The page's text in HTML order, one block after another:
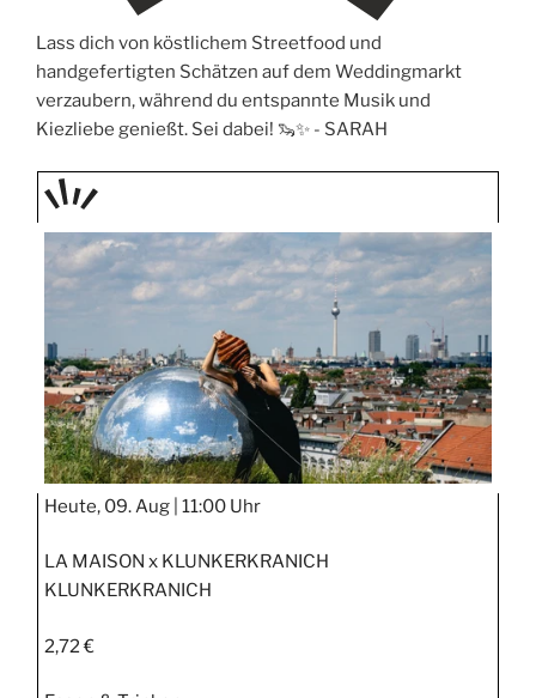
Lass dich von köstlichem Streetfood und
handgefertigten Schätzen auf dem Weddingmarkt
verzaubern, während du entspannte Musik und
Kiezliebe genießt. Sei dabei! 🦦✨ - SARAH
TAGE
STIPP
Heute, 09. Aug | 11:00 Uhr
LA MAISON x KLUNKERKRANICH
KLUNKERKRANICH
2,72 €